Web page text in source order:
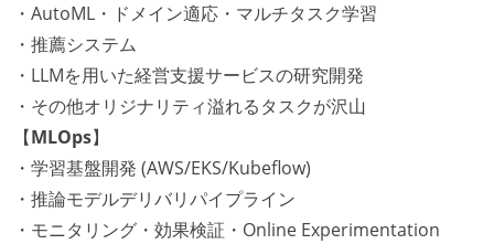
・AutoML・ドメイン適応・マルチタスク学習
・推薦システム
・LLMを用いた経営支援サービスの研究開発
・その他オリジナリティ溢れるタスクが沢山
【MLOps】
・学習基盤開発 (AWS/EKS/Kubeflow)
・推論モデルデリバリパイプライン
・モニタリング・効果検証・Online Experimentation